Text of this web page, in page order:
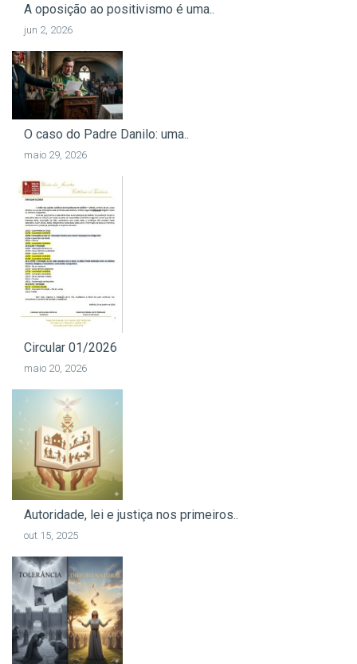
A oposição ao positivismo é uma..
jun 2, 2026
O caso do Padre Danilo: uma..
maio 29, 2026
Circular 01/2026
maio 20, 2026
Autoridade, lei e justiça nos primeiros..
out 15, 2025